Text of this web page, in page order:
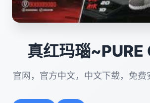
真红玛瑙~PURE
官网，官方中文，中文下载，免费